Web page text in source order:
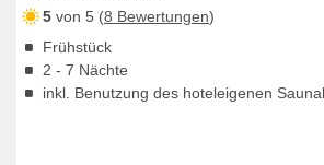
5 von 5 (8 Bewertungen)
Frühstück
2 - 7 Nächte
inkl. Benutzung des hoteleigenen